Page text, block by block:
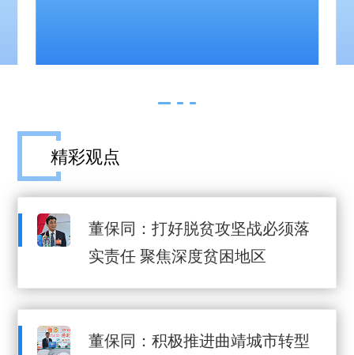
精彩观点
董保同：打好脱贫攻坚战必须落
实责任 聚焦深度贫困地区
董保同：积极推进曲靖城市转型